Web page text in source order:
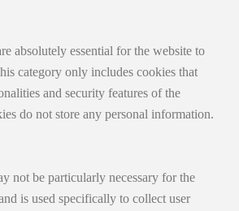
absolutely essential for the website to
category only includes cookies that
and security features of the
do not store any personal information.
not be particularly necessary for the
is used specifically to collect user